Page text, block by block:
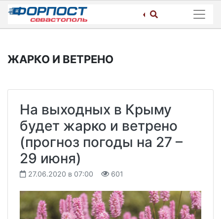
Skip
content
ЖАРКО И ВЕТРЕНО
На выходных в Крыму
будет жарко и ветрено
(прогноз погоды на 27 –
29 июня)
27.06.2020 в 07:00 601